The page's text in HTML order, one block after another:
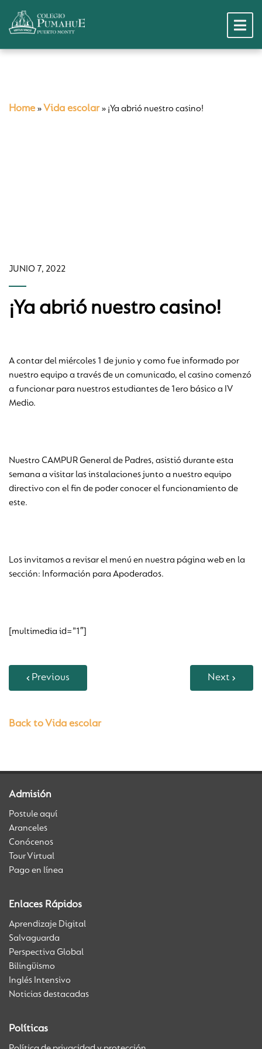
Home » Vida escolar» ¡Ya abrió nuestro casino!
JUNIO 7, 2022
¡Ya abrió nuestro casino!
A contar del miércoles 1 de junio y como fue informado por
nuestro equipo a través de un comunicado, el casino comenzó
a funcionar para nuestros estudiantes de 1ero básico a IV
Medio.
Nuestro CAMPUR General de Padres, asistió durante esta
semana a visitar las instalaciones junto a nuestro equipo
directivo con el fin de poder conocer el funcionamiento de
este.
Los invitamos a revisar el menú en nuestra página web en la
sección: Información para Apoderados.
[multimedia id=”1″]
Previous Next
Back to Vida escolar
Admisión
Postule aquí
Aranceles
Conócenos
Tour Virtual
Pago en línea
Enlaces Rápidos
Aprendizaje Digital
Salvaguarda
Perspectiva Global
Bilingüismo
Inglés Intensivo
Noticias destacadas
Políticas